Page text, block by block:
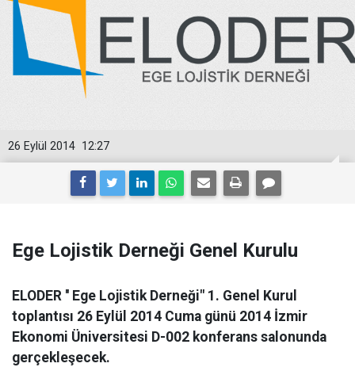
12:27
26 Eylül 2014
Ege Lojistik Derneği Genel Kurulu
ELODER '' Ege Lojistik Derneği" 1. Genel Kurul
toplantısı 26 Eylül 2014 Cuma günü 2014 İzmir
Ekonomi Üniversitesi D-002 konferans salonunda
gerçekleşecek.